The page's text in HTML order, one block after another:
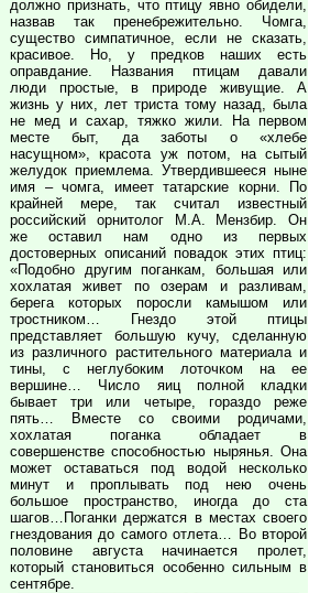
должно признать, что птицу явно обидели,
назвав так пренебрежительно. Чомга,
существо симпатичное, если не сказать,
красивое. Но, у предков наших есть
оправдание. Названия птицам давали
люди простые, в природе живущие. А
жизнь у них, лет триста тому назад, была
не мед и сахар, тяжко жили. На первом
месте быт, да заботы о «хлебе
насущном», красота уж потом, на сытый
желудок приемлема. Утвердившееся ныне
имя – чомга, имеет татарские корни. По
крайней мере, так считал известный
российский орнитолог М.А. Мензбир. Он
же оставил нам одно из первых
достоверных описаний повадок этих птиц:
«Подобно другим поганкам, большая или
хохлатая живет по озерам и разливам,
берега которых поросли камышом или
тростником… Гнездо этой птицы
представляет большую кучу, сделанную
из различного растительного материала и
тины, с неглубоким лоточком на ее
вершине… Число яиц полной кладки
бывает три или четыре, гораздо реже
пять… Вместе со своими родичами,
хохлатая поганка обладает в
совершенстве способностью нырянья. Она
может оставаться под водой несколько
минут и проплывать под нею очень
большое пространство, иногда до ста
шагов…Поганки держатся в местах своего
гнездования до самого отлета… Во второй
половине августа начинается пролет,
который становиться особенно сильным в
сентябре.